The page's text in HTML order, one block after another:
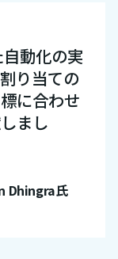
動化の実
り当ての
に合わせ
まし
Dhingra氏